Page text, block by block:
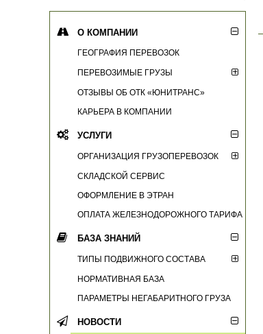
О КОМПАНИИ
ГЕОГРАФИЯ ПЕРЕВОЗОК
ПЕРЕВОЗИМЫЕ ГРУЗЫ
ОТЗЫВЫ ОБ ОТК «ЮНИТРАНС»
КАРЬЕРА В КОМПАНИИ
УСЛУГИ
ОРГАНИЗАЦИЯ ГРУЗОПЕРЕВОЗОК
СКЛАДСКОЙ СЕРВИС
ОФОРМЛЕНИЕ В ЭТРАН
ОПЛАТА ЖЕЛЕЗНОДОРОЖНОГО ТАРИФА
БАЗА ЗНАНИЙ
ТИПЫ ПОДВИЖНОГО СОСТАВА
НОРМАТИВНАЯ БАЗА
ПАРАМЕТРЫ НЕГАБАРИТНОГО ГРУЗА
НОВОСТИ